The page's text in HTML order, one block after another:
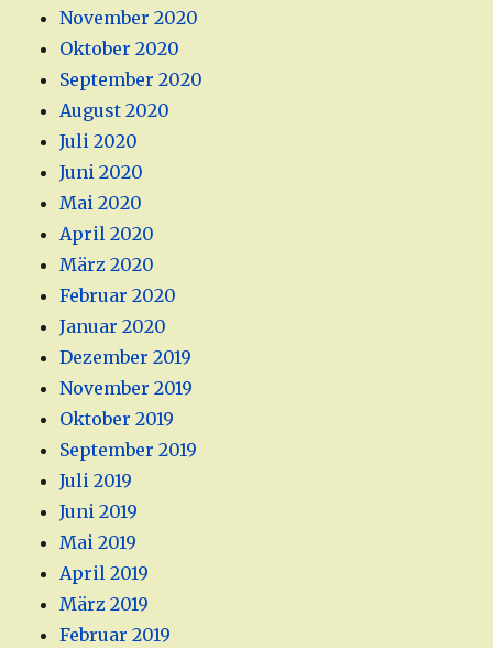
November 2020
Oktober 2020
September 2020
August 2020
Juli 2020
Juni 2020
Mai 2020
April 2020
März 2020
Februar 2020
Januar 2020
Dezember 2019
November 2019
Oktober 2019
September 2019
Juli 2019
Juni 2019
Mai 2019
April 2019
März 2019
Februar 2019